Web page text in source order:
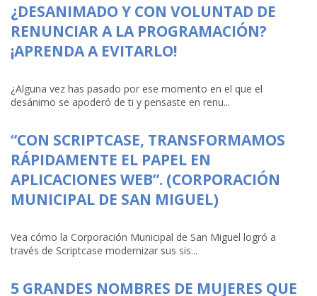
¿DESANIMADO Y CON VOLUNTAD DE
RENUNCIAR A LA PROGRAMACIÓN?
¡APRENDA A EVITARLO!
¿Alguna vez has pasado por ese momento en el que el
desánimo se apoderó de ti y pensaste en renu...
“CON SCRIPTCASE, TRANSFORMAMOS
RÁPIDAMENTE EL PAPEL EN
APLICACIONES WEB”. (CORPORACIÓN
MUNICIPAL DE SAN MIGUEL)
Vea cómo la Corporación Municipal de San Miguel logró a
través de Scriptcase modernizar sus sis...
5 GRANDES NOMBRES DE MUJERES QUE